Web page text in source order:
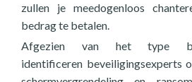
zullen je meedogenloos
bedrag te betalen.
Afgezien van het type
identificeren beveiligingsexperts